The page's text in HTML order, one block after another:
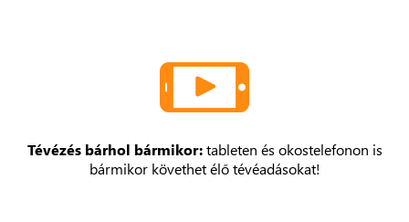
Tévézés bárhol bármikor:tableten és okostelefonon is
bármikor követhet élő tévéadásokat!